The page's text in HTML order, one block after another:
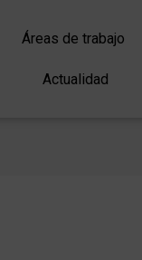
Áreas de trabajo
Actualidad